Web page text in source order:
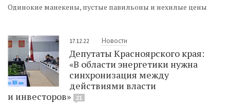
Одинокие манекены, пустые павильоны и нехилые цены
17.12.22 Новости
Депутаты Красноярского края:
«В области энергетики нужна
синхронизация между
действиями власти
и инвесторов»
21